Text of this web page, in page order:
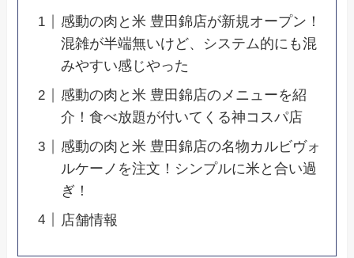
感動の肉と米 豊田錦店が新規オープン！
混雑が半端無いけど、システム的にも混
みやすい感じやった
感動の肉と米 豊田錦店のメニューを紹
介！食べ放題が付いてくる神コスパ店
感動の肉と米 豊田錦店の名物カルビヴォ
ルケーノを注文！シンプルに米と合い過
ぎ！
店舗情報